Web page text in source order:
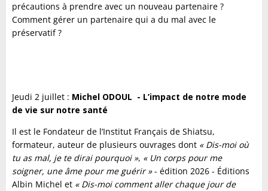
précautions à prendre avec un nouveau partenaire ?
Comment gérer un partenaire qui a du mal avec le
préservatif ?
Jeudi 2 juillet : Michel ODOUL - L’impact de notre mode
de vie sur notre santé
Il est le Fondateur de l’Institut Français de Shiatsu,
formateur, auteur de plusieurs ouvrages dont « Dis-moi où
tu as mal, je te dirai pourquoi », « Un corps pour me
soigner, une âme pour me guérir »- édition 2026 - Éditions
Albin Michel et « Dis-moi comment aller chaque jour de